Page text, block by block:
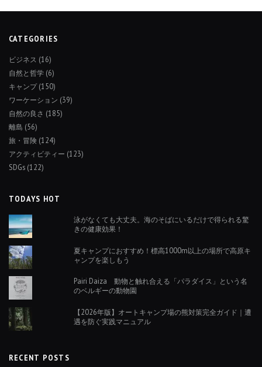
CATEGORIES
ビジネス (16)
自然と哲学 (6)
キャンプ(150)
ワーケーション (39)
自然の良さ (185)
離島 (56)
旅・冒険 (124)
アクティビティー (123)
SDGs (122)
TODAYS HOT
泳がなくても大丈夫。海のそばにいるだけで得られる驚
きの健康効果！
夏キャンプにおすすめ！標高1000m以上の場所で高原キ
ャンプを楽しもう
Pairi Daiza 動物と触れ合える「パラダイス」という名
のベルギーの動物園
【2026年版】オートキャンプ場の熊対策完全ガイド｜遭
遇を防ぐ実践マニュアル
RECENT POSTS